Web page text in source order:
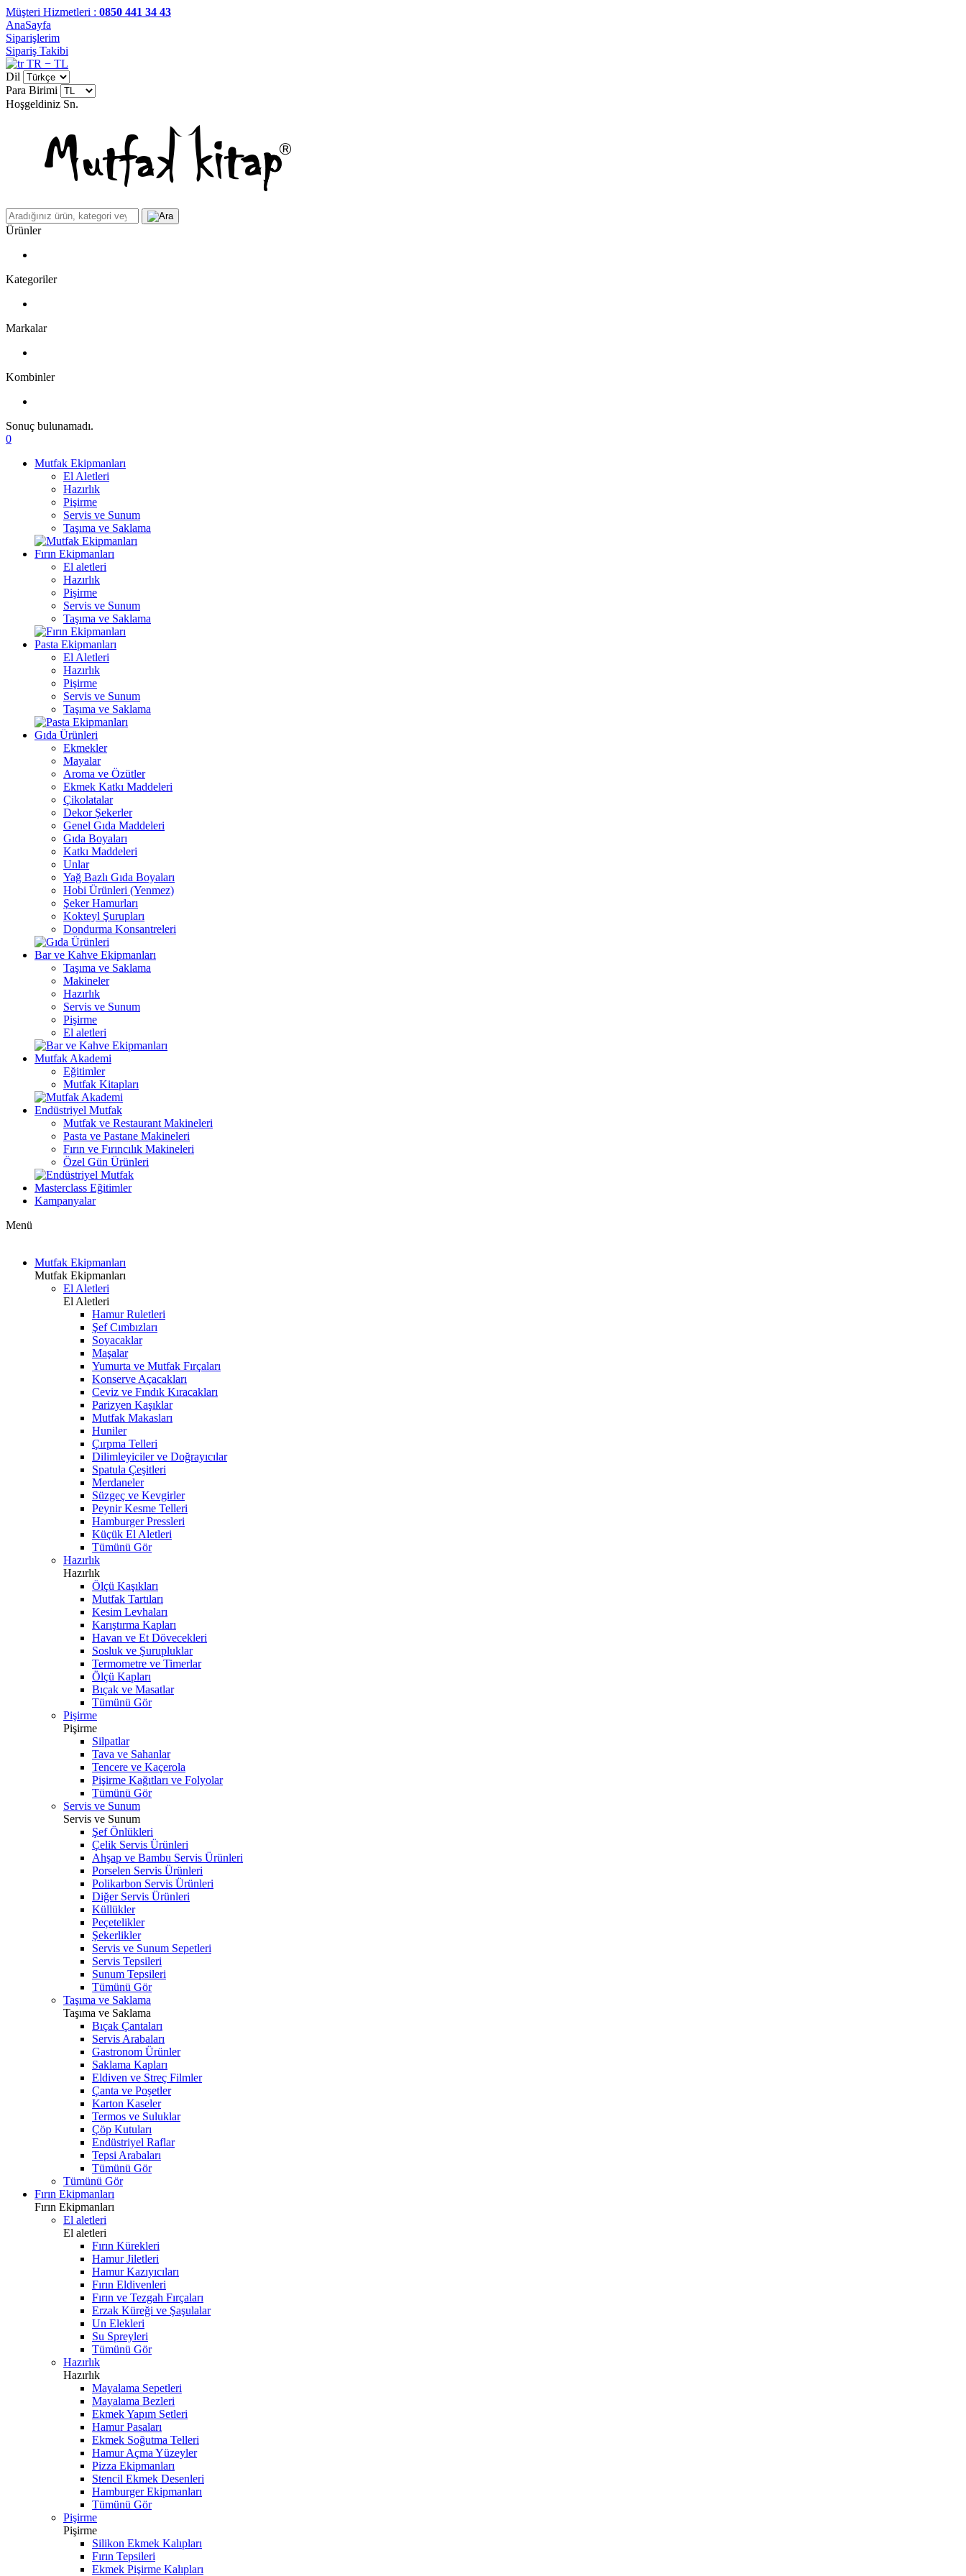
Müşteri Hizmetleri : 0850 441 34 43
AnaSayfa
Siparişlerim
Sipariş Takibi
TR − TL
Dil
Para Birimi
Hoşgeldiniz Sn.
Ürünler
Kategoriler
Markalar
Kombinler
Sonuç bulunamadı.
0
Mutfak Ekipmanları
El Aletleri
Hazırlık
Pişirme
Servis ve Sunum
Taşıma ve Saklama
Fırın Ekipmanları
El aletleri
Hazırlık
Pişirme
Servis ve Sunum
Taşıma ve Saklama
Pasta Ekipmanları
El Aletleri
Hazırlık
Pişirme
Servis ve Sunum
Taşıma ve Saklama
Gıda Ürünleri
Ekmekler
Mayalar
Aroma ve Özütler
Ekmek Katkı Maddeleri
Çikolatalar
Dekor Şekerler
Genel Gıda Maddeleri
Gıda Boyaları
Katkı Maddeleri
Unlar
Yağ Bazlı Gıda Boyaları
Hobi Ürünleri (Yenmez)
Şeker Hamurları
Kokteyl Şurupları
Dondurma Konsantreleri
Bar ve Kahve Ekipmanları
Taşıma ve Saklama
Makineler
Hazırlık
Servis ve Sunum
Pişirme
El aletleri
Mutfak Akademi
Eğitimler
Mutfak Kitapları
Endüstriyel Mutfak
Mutfak ve Restaurant Makineleri
Pasta ve Pastane Makineleri
Fırın ve Fırıncılık Makineleri
Özel Gün Ürünleri
Masterclass Eğitimler
Kampanyalar
Menü
Mutfak Ekipmanları
Mutfak Ekipmanları
El Aletleri
El Aletleri
Hamur Ruletleri
Şef Cımbızları
Soyacaklar
Maşalar
Yumurta ve Mutfak Fırçaları
Konserve Açacakları
Ceviz ve Fındık Kıracakları
Parizyen Kaşıklar
Mutfak Makasları
Huniler
Çırpma Telleri
Dilimleyiciler ve Doğrayıcılar
Spatula Çeşitleri
Merdaneler
Süzgeç ve Kevgirler
Peynir Kesme Telleri
Hamburger Pressleri
Küçük El Aletleri
Tümünü Gör
Hazırlık
Hazırlık
Ölçü Kaşıkları
Mutfak Tartıları
Kesim Levhaları
Karıştırma Kapları
Havan ve Et Dövecekleri
Sosluk ve Şurupluklar
Termometre ve Timerlar
Ölçü Kapları
Bıçak ve Masatlar
Tümünü Gör
Pişirme
Pişirme
Silpatlar
Tava ve Sahanlar
Tencere ve Kaçerola
Pişirme Kağıtları ve Folyolar
Tümünü Gör
Servis ve Sunum
Servis ve Sunum
Şef Önlükleri
Çelik Servis Ürünleri
Ahşap ve Bambu Servis Ürünleri
Porselen Servis Ürünleri
Polikarbon Servis Ürünleri
Diğer Servis Ürünleri
Küllükler
Peçetelikler
Şekerlikler
Servis ve Sunum Sepetleri
Servis Tepsileri
Sunum Tepsileri
Tümünü Gör
Taşıma ve Saklama
Taşıma ve Saklama
Bıçak Çantaları
Servis Arabaları
Gastronom Ürünler
Saklama Kapları
Eldiven ve Streç Filmler
Çanta ve Poşetler
Karton Kaseler
Termos ve Suluklar
Çöp Kutuları
Endüstriyel Raflar
Tepsi Arabaları
Tümünü Gör
Tümünü Gör
Fırın Ekipmanları
Fırın Ekipmanları
El aletleri
El aletleri
Fırın Kürekleri
Hamur Jiletleri
Hamur Kazıyıcıları
Fırın Eldivenleri
Fırın ve Tezgah Fırçaları
Erzak Küreği ve Şaşulalar
Un Elekleri
Su Spreyleri
Tümünü Gör
Hazırlık
Hazırlık
Mayalama Sepetleri
Mayalama Bezleri
Ekmek Yapım Setleri
Hamur Pasaları
Ekmek Soğutma Telleri
Hamur Açma Yüzeyler
Pizza Ekipmanları
Stencil Ekmek Desenleri
Hamburger Ekipmanları
Tümünü Gör
Pişirme
Pişirme
Silikon Ekmek Kalıpları
Fırın Tepsileri
Ekmek Pişirme Kalıpları